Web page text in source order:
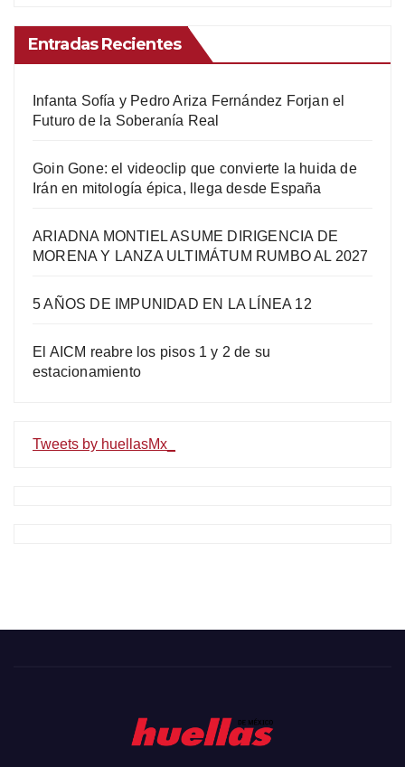
Entradas Recientes
Infanta Sofía y Pedro Ariza Fernández Forjan el
Futuro de la Soberanía Real
Goin Gone: el videoclip que convierte la huida de
Irán en mitología épica, llega desde España
ARIADNA MONTIEL ASUME DIRIGENCIA DE
MORENA Y LANZA ULTIMÁTUM RUMBO AL 2027
5 AÑOS DE IMPUNIDAD EN LA LÍNEA 12
El AICM reabre los pisos 1 y 2 de su
estacionamiento
Tweets by huellasMx_